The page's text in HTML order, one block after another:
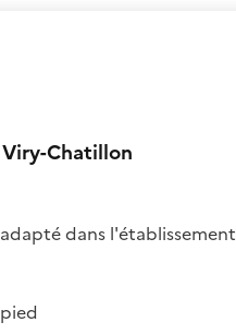
Viry-Chatillon
dans l'établissement